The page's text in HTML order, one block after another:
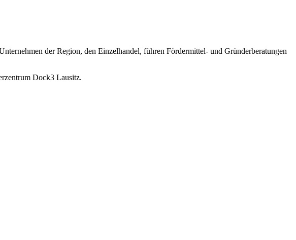
der Region, den Einzelhandel, führen Fördermittel- und Gründerberatungen
Dock3 Lausitz.